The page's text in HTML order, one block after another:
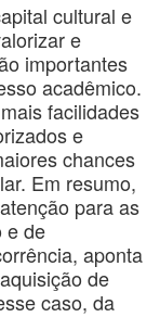
cultural e
e
importantes
acadêmico.
facilidades
e
chances
Em resumo,
para as
e de
aponta
de
caso, da